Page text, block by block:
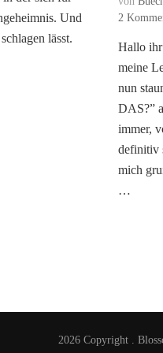
Und
lässt.
2
Hallo ihr
meine
nun
DAS?”
immer,
definitiv
mich
…
2026 Copyright .